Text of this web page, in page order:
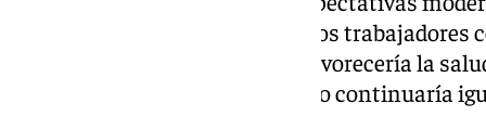
absentismo. Aunque el 64% de los
conciliación y el 59% cree que favorecería la
opina que el nivel de absentismo continuaría